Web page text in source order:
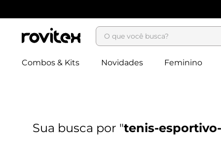
O que você busca?
Combos & Kits Novidades Feminino
tenis-